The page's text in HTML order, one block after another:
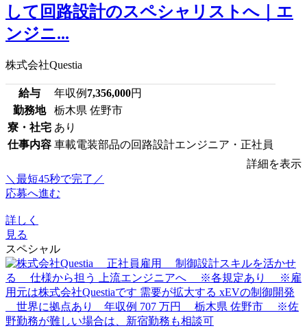
して回路設計のスペシャリストへ｜エ
ンジニ...
株式会社Questia
給与 年収例 7,356,000円
勤務地
栃木県 佐野市
寮・社宅 あり
仕事内容 車載電装部品の回路設計エンジニア・正社員
詳細を表示
＼最短45秒で完了／
応募へ進む
詳しく
見る
スペシャル